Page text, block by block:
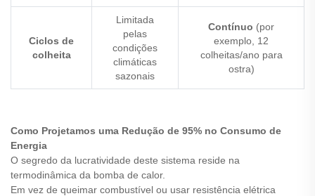
Ciclos de
colheita
Limitada
pelas
condições
climáticas
sazonais
Contínuo (por
exemplo, 12
colheitas/ano para
ostra)
Como Projetamos uma Redução de 95% no Consumo de
Energia
O segredo da lucratividade deste sistema reside na
termodinâmica da bomba de calor.
Em vez de queimar combustível ou usar resistência elétrica